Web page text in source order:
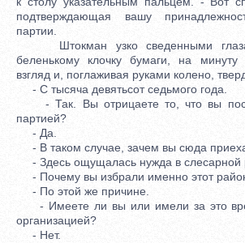
подтверждающая вашу
партии.
Штокман узко сведенными
беленькому клочку бумаги, на
взгляд и, поглаживая руками колено,
- С тысяча девятьсот седьмого года.
- Так. Вы отрицаете то, что вы
партией?
- Да.
- В таком случае, зачем вы сюда
- Здесь ощущалась нужда в слесарной
- Почему вы избрали именно этот
- По этой же причине.
- Имеете ли вы или имели за это
организацией?
- Нет.